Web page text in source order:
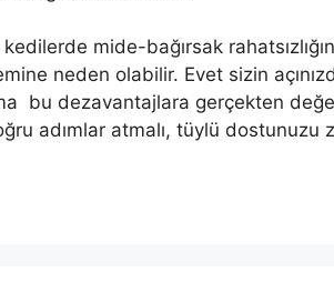
kedilerde mide-bağırsak
neden olabilir. Evet sizin
bu dezavantajlara gerçekten
adımlar atmalı, tüylü dostunuzu